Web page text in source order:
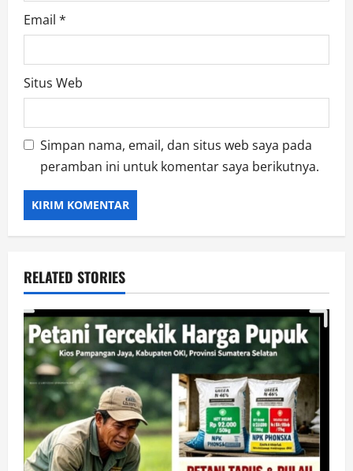
Email *
Situs Web
Simpan nama, email, dan situs web saya pada
peramban ini untuk komentar saya berikutnya.
RELATED STORIES